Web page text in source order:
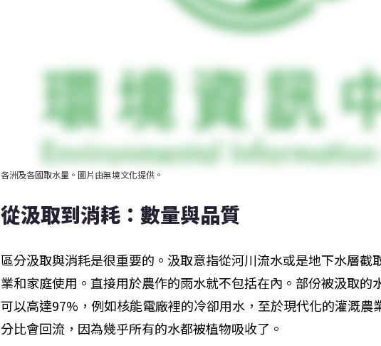
各洲及各國取水量。圖片由無境文化提供。
從汲取到消耗：數量與品質
區分汲取與消耗是很重要的。汲取意指從河川流水或是地下水層截
業和家庭使用。直接用於農作的雨水就不包括在內。部份被汲取的
可以高達97%，例如核能電廠裡的冷卻用水，至於現代化的灌溉農
分比會回流，因為幾乎所有的水都被植物吸收了。